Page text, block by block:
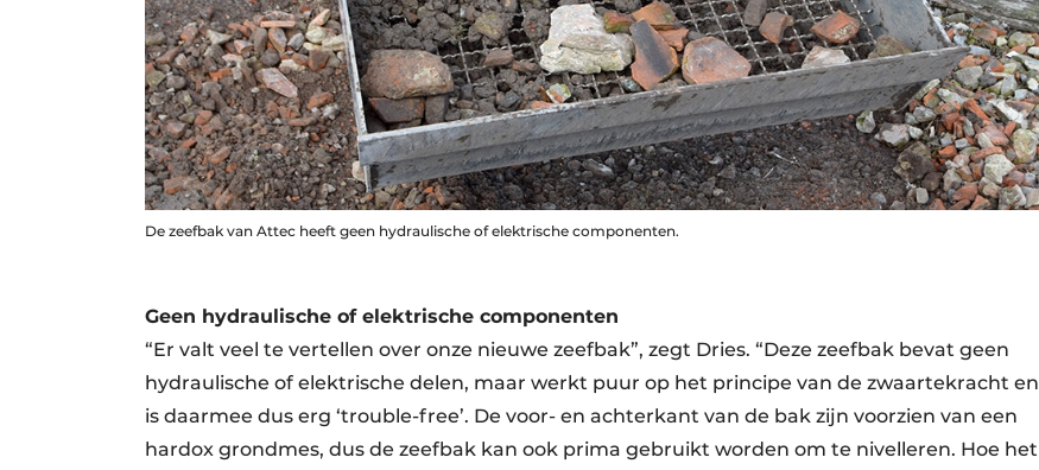
De zeefbak van Attec heeft geen hydraulische of elektrische componenten.
Geen hydraulische of elektrische componenten
“Er valt veel te vertellen over onze nieuwe zeefbak”, zegt Dries. “Deze zeefbak bevat geen
hydraulische of elektrische delen, maar werkt puur op het principe van de zwaartekracht en
is daarmee dus erg ‘trouble-free’. De voor- en achterkant van de bak zijn voorzien van een
hardox grondmes, dus de zeefbak kan ook prima gebruikt worden om te nivelleren. Hoe het